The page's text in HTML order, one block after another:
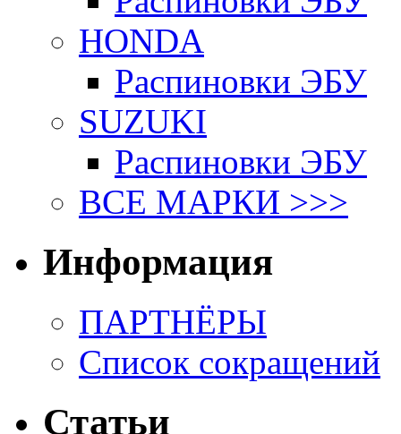
HONDA
Распиновки ЭБУ
SUZUKI
Распиновки ЭБУ
ВСЕ МАРКИ >>>
Информация
ПАРТНЁРЫ
Список сокращений
Статьи